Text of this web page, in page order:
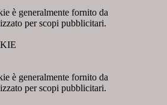
è generalmente fornito da
per scopi pubblicitari.
è generalmente fornito da
per scopi pubblicitari.